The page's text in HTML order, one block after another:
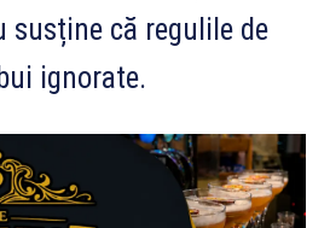
susține că regulile de
ignorate.